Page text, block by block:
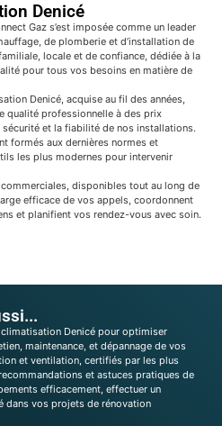
Denicé
Gaz s’est imposée comme un leader
de plomberie et d’installation de
locale et de confiance, dédiée à la
pour tous vos besoins en matière de
Denicé, acquise au fil des années,
qualité professionnelle à des prix
et la fiabilité de nos installations.
formés aux dernières normes et
les plus modernes pour intervenir
disponibles tout au long de
efficace de vos appels, coordonnent
et planifient vos rendez-vous avec soin.
Denicé pour optimiser
maintenance, et dépannage de vos
et ventilation, certifiés par les plus
et astuces pratiques de
efficacement, effectuer un
dans vos projets de rénovation